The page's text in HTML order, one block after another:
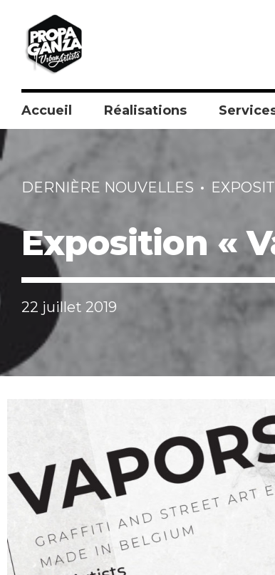
Accueil Réalisations
DERNIÈRE NOUVELLES
Exposition «
22 juillet 2019